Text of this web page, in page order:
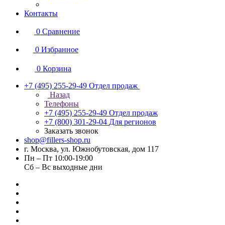
Контакты
0 Сравнение
0 Избранное
0 Корзина
+7 (495) 255-29-49 Отдел продаж
Назад
Телефоны
+7 (495) 255-29-49 Отдел продаж
+7 (800) 301-29-04 Для регионов
Заказать звонок
shop@fillers-shop.ru
г. Москва, ул. Южнобутовская, дом 117
Пн – Пт 10:00-19:00
Сб – Вс выходные дни